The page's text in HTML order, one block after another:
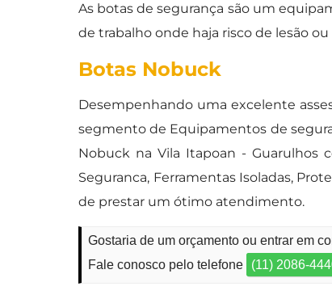
As botas de segurança são um
de trabalho onde haja risco de lesão
Botas Nobuck
Desempenhando uma excelente
segmento de Equipamentos de
Nobuck na Vila Itapoan - Guarulhos
Seguranca, Ferramentas Isoladas,
de prestar um ótimo atendimento.
Gostaria de um orçamento ou entrar em
Fale conosco pelo telefone
(11) 2086-